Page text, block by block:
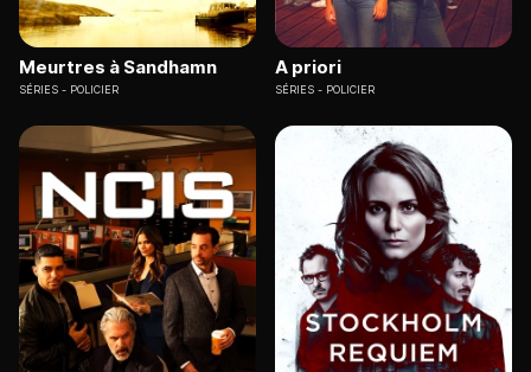
Meurtres à Sandhamn
SÉRIES POLICIER
A priori
SÉRIES POLICIER